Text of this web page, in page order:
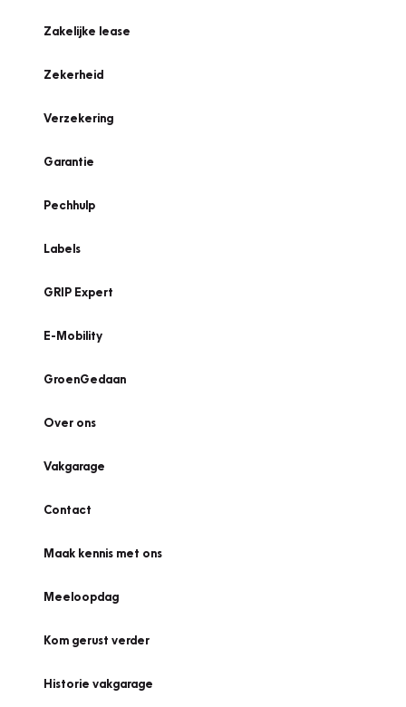
Zakelijke lease
Zekerheid
Verzekering
Garantie
Pechhulp
Labels
GRIP Expert
E-Mobility
GroenGedaan
Over ons
Vakgarage
Contact
Maak kennis met ons
Meeloopdag
Kom gerust verder
Historie vakgarage